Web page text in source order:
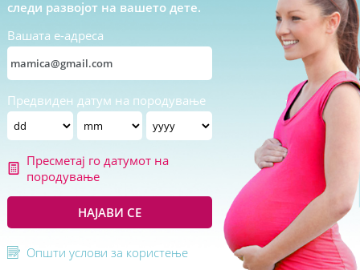
следи развојот на вашето дете.
Вашата е-адреса
Предвиден датум на породување
Пресметај го датумот на
породување
НАЈАВИ СЕ
Општи услови за користење